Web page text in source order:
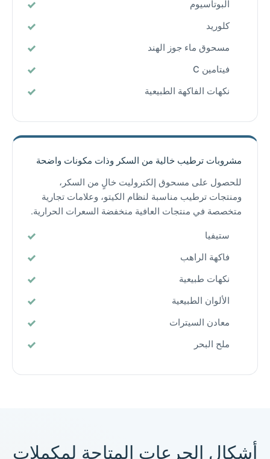
البوتاسيوم
كلوريد
مسحوق ماء جوز الهند
فيتامين C
نكهات الفاكهة الطبيعية
مشروبات ترطيب خالية من السكر وذات مكونات واضحة
للحصول على مسحوق إلكتروليت خالٍ من السكر،
ومنتجات ترطيب مناسبة لنظام الكيتو، وعلامات تجارية
متخصصة في منتجات العافية منخفضة السعرات الحرارية.
ستيفيا
فاكهة الراهب
نكهات طبيعية
الألوان الطبيعية
معادن السيترات
ملح البحر
أشكال الجرعات المتاحة لمكملات